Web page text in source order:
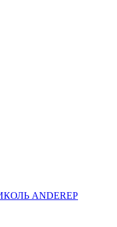
ANDEREP